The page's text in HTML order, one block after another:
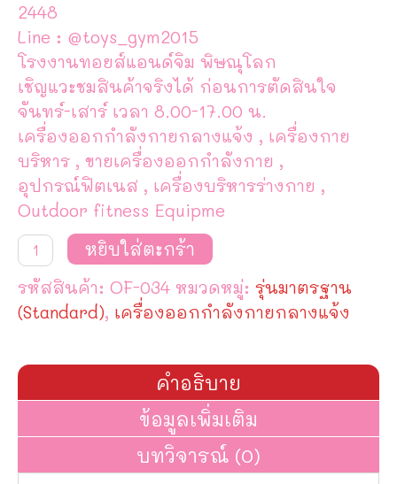
2448
Line : @toys_gym2015
โรงงานทอยส์แอนด์จิม พิษณุโลก
เชิญแวะชมสินค้าจริงได้ ก่อนการตัดสินใจ
จันทร์-เสาร์ เวลา 8.00-17.00 น.
เครื่องออกกำลังกายกลางแจ้ง , เครื่องกาย
บริหาร , ขายเครื่องออกกำลังกาย ,
อุปกรณ์ฟิตเนส , เครื่องบริหารร่างกาย ,
Outdoor fitness Equipme
จำนวน
อุปกรณ์
บิด
เอว
เดิน
อากาศ
สกี
อากาศ
คน
หยิบใส่ตะกร้า
รหัสสินค้า: OF-034 หมวดหมู่: รุ่นมาตรฐาน
(Standard), เครื่องออกกำลังกายกลางแจ้ง
คำอธิบาย
ข้อมูลเพิ่มเติม
บทวิจารณ์ (0)